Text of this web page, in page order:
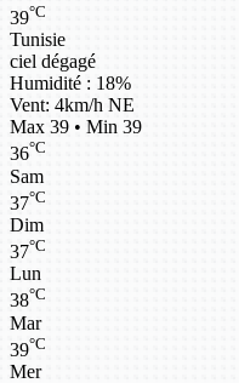
39°C
Tunisie
ciel dégagé
Humidité : 18%
Vent: 4km/h NE
Max 39 • Min 39
36°C
Sam
37°C
Dim
37°C
Lun
38°C
Mar
39°C
Mer